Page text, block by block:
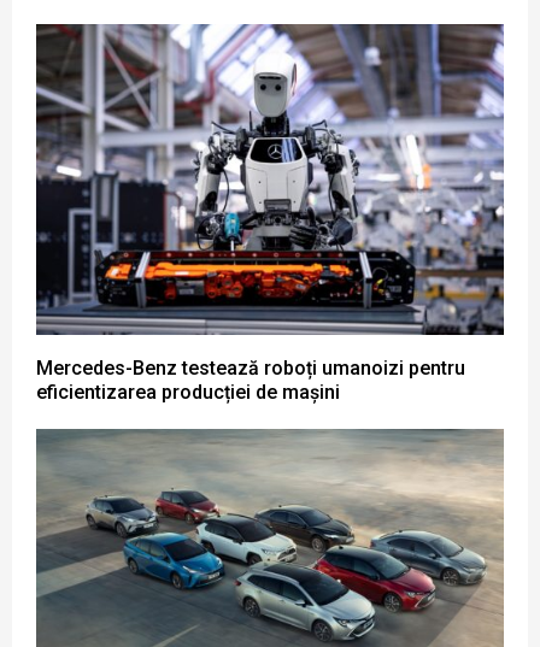
Mercedes-Benz testează roboți umanoizi pentru
eficientizarea producției de mașini